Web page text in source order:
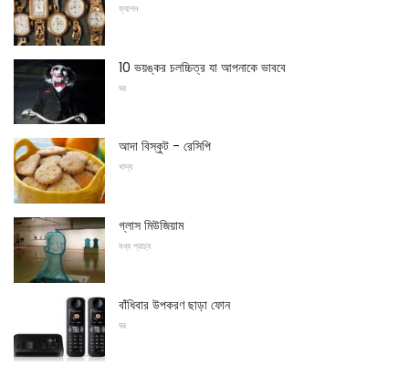
ফ্যাশন
10 ভয়ঙ্কর চলচ্চিত্র যা আপনাকে ভাববে
ঘর
আদা বিস্কুট - রেসিপি
খাদ্য
গ্লাস মিউজিয়াম
মধ্য প্রাচ্য
বাঁধিবার উপকরণ ছাড়া ফোন
ঘর